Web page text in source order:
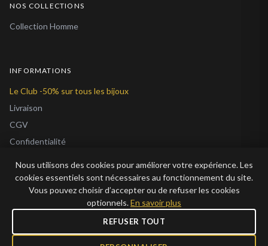
NOS COLLECTIONS
Collection Homme
INFORMATIONS
Le Club -50% sur tous les bijoux
Livraison
CGV
Confidentialité
À Propos
Nous utilisons des cookies pour améliorer votre expérience. Les
cookies essentiels sont nécessaires au fonctionnement du site.
Vous pouvez choisir d’accepter ou de refuser les cookies
optionnels.En savoir plus
REFUSER TOUT